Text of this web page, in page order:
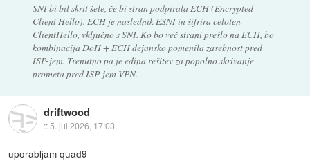
SNI bi bil skrit šele, če bi stran podpirala ECH (Encrypted
Client Hello). ECH je naslednik ESNI in šifrira celoten
ClientHello, vključno s SNI. Ko bo več strani prešlo na ECH, bo
kombinacija DoH + ECH dejansko pomenila zasebnost pred
ISP-jem. Trenutno pa je edina rešitev za popolno skrivanje
prometa pred ISP-jem VPN.
driftwood
::5. jul 2026, 17:03
uporabljam quad9